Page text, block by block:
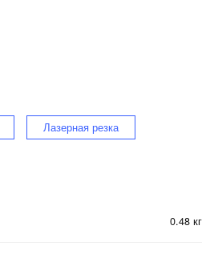
Лазерная резка
0.48 кг